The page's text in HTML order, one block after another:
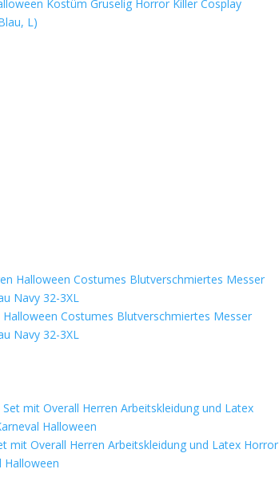
Kostüm Gruselig Horror Killer Cosplay
L)
Costumes Blutverschmiertes Messer
Navy 32-3XL
mit Overall Herren Arbeitskleidung und Latex Horror
Halloween